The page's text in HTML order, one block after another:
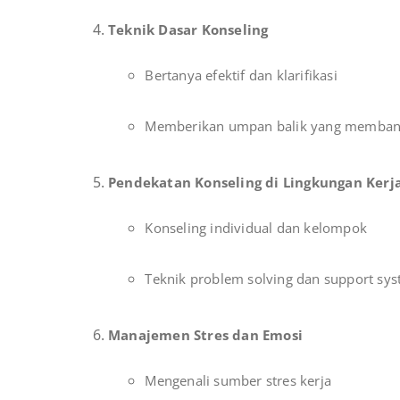
Teknik Dasar Konseling
Bertanya efektif dan klarifikasi
Memberikan umpan balik yang
Pendekatan Konseling di Lingkungan
Konseling individual dan kelompok
Teknik problem solving dan support
Manajemen Stres dan Emosi
Mengenali sumber stres kerja